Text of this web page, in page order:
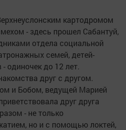
картодромом
- здесь прошел Сабантуй,
отдела социальной
семей, детей-
одиночек до 12 лет.
друг с другом.
и Бобом, ведущей Марией
друг друга
- не только
но и с помощью локтей,